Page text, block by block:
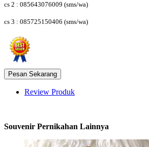
cs 2 : 085643076009 (sms/wa)
cs 3 : 085725150406 (sms/wa)
Review Produk
Souvenir Pernikahan Lainnya